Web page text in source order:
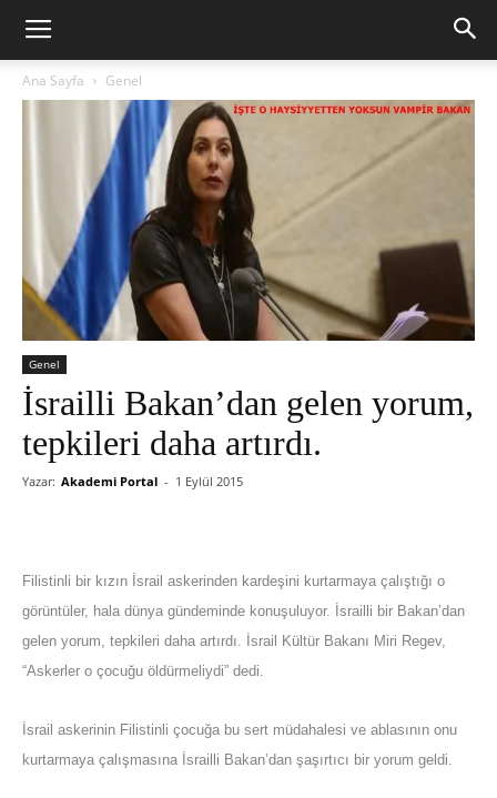
Ana Sayfa Genel
Genel
İsrailli Bakan’dan gelen yorum,
tepkileri daha artırdı.
Yazar: Akademi Portal - 1 Eylül 2015
Filistinli bir kızın İsrail askerinden kardeşini kurtarmaya çalıştığı o
görüntüler, hala dünya gündeminde konuşuluyor. İsrailli bir Bakan’dan
gelen yorum, tepkileri daha artırdı. İsrail Kültür Bakanı Miri Regev,
“Askerler o çocuğu öldürmeliydi” dedi.
İsrail askerinin Filistinli çocuğa bu sert müdahalesi ve ablasının onu
kurtarmaya çalışmasına İsrailli Bakan’dan şaşırtıcı bir yorum geldi.